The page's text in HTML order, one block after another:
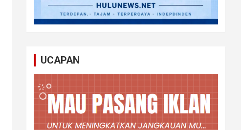
UCAPAN